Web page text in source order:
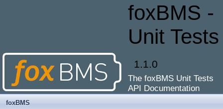
foxBMS -
Unit Tests
1.1.0
The foxBMS Unit Tests
API Documentation
foxBMS
► DIAG_DATABASE_SHIM
► DIAG_DEV
► DMA_CHANNEL_CONFIG
►